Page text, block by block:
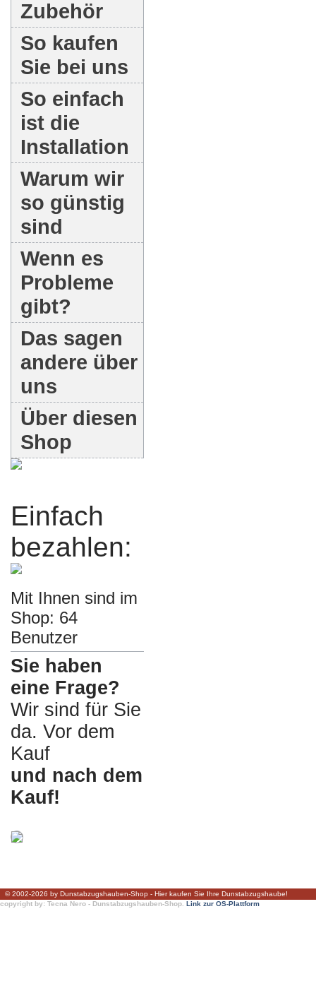
Zubehör
So kaufen
Sie bei uns
So einfach
ist die
Installation
Warum wir
so günstig
sind
Wenn es
Probleme
gibt?
Das sagen
andere über
uns
Über diesen
Shop
Einfach
bezahlen:
Mit Ihnen sind im
Shop: 64
Benutzer
Sie haben
eine Frage?
Wir sind für Sie
da. Vor dem
Kauf
und nach dem
Kauf!
© 2002-2026 by Dunstabzugshauben-Shop - Hier kaufen Sie Ihre Dunstabzugshaube!
copyright by: Tecna Nero - Dunstabzugshauben-Shop. Link zur OS-Plattform